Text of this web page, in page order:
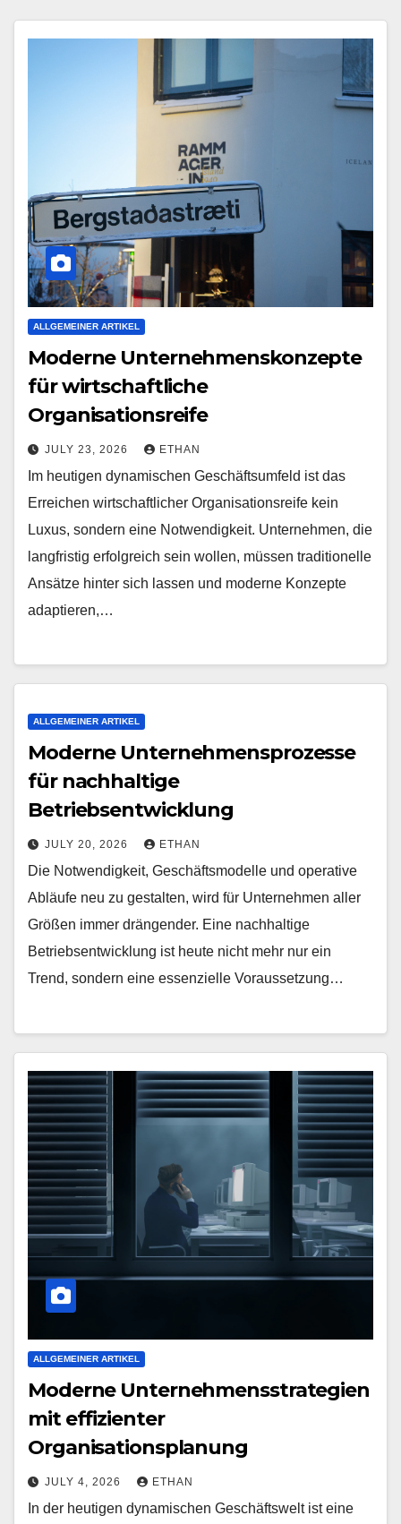
ALLGEMEINER ARTIKEL
Moderne Unternehmenskonzepte
für wirtschaftliche
Organisationsreife
JULY 23, 2026 ETHAN
Im heutigen dynamischen Geschäftsumfeld ist das
Erreichen wirtschaftlicher Organisationsreife kein
Luxus, sondern eine Notwendigkeit. Unternehmen, die
langfristig erfolgreich sein wollen, müssen traditionelle
Ansätze hinter sich lassen und moderne Konzepte
adaptieren,…
ALLGEMEINER ARTIKEL
Moderne Unternehmensprozesse
für nachhaltige
Betriebsentwicklung
JULY 20, 2026 ETHAN
Die Notwendigkeit, Geschäftsmodelle und operative
Abläufe neu zu gestalten, wird für Unternehmen aller
Größen immer drängender. Eine nachhaltige
Betriebsentwicklung ist heute nicht mehr nur ein
Trend, sondern eine essenzielle Voraussetzung…
ALLGEMEINER ARTIKEL
Moderne Unternehmensstrategien
mit effizienter
Organisationsplanung
JULY 4, 2026 ETHAN
In der heutigen dynamischen Geschäftswelt ist eine